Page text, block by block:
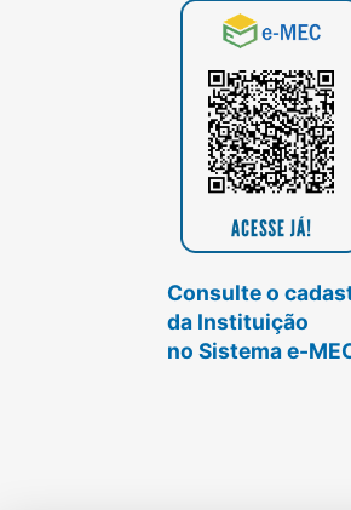
Consulte o
da Instituição
no Sistema e-